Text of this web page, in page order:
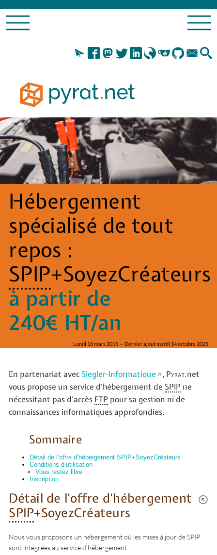
Hébergement
spécialisé de tout
repos :
SPIP+SoyezCréateurs
à partir de
240€ HT/an
Lundi 16 mars 2015 — Dernier ajout mardi 14 octobre 2025
En partenariat avec Siegler-Informatique , Pyrat.net
vous propose un service d’hébergement de SPIP ne
nécessitant pas d’accès FTP pour sa gestion ni de
connaissances informatiques approfondies.
Sommaire
Détail de l’offre d’hébergement SPIP+SoyezCréateurs
Conditions d’utilisation
Vous restez libre
Inscription
Détail de l’offre d’hébergement
SPIP+SoyezCréateurs
Nous vous proposons un hébergement où les mises à jour de SPIP
sont intégrées au service d’hébergement :